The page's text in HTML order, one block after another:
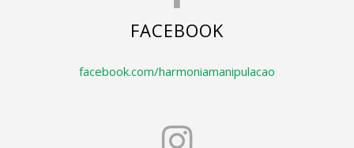
FACEBOOK
facebook.com/harmoniamanipulacao